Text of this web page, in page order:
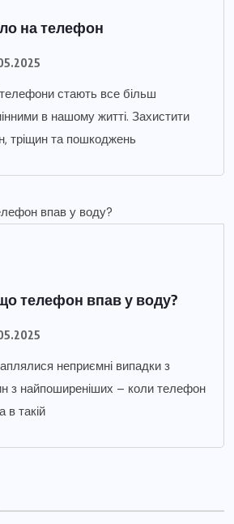
на телефон
стають все більш
в нашому житті. Захистити
тріщин та пошкоджень
телефон впав у воду?
неприємні випадки з
з найпоширеніших – коли телефон
в такій